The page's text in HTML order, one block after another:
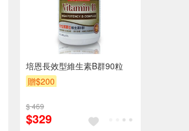
培恩長效型維生素B群90粒
贈$200
$ 469
$329